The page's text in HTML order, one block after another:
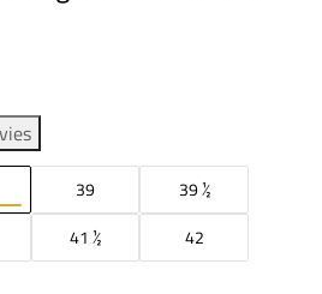
39
39 ½
41 ½ 42